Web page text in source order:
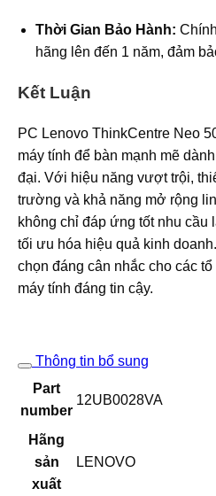
Thời Gian Bảo Hành:
hãng lên đến 1 năm, đảm
Kết Luận
PC Lenovo ThinkCentre Neo
máy tính để bàn mạnh mẽ
đại. Với hiệu năng vượt trội,
trường và khả năng mở rộng
không chỉ đáp ứng tốt nhu cầu
tối ưu hóa hiệu quả kinh
chọn đáng cân nhắc cho các
máy tính đáng tin cậy.
Thông tin bổ sung
Part
number
12UB0028VA
Hãng
sản
xuất
LENOVO